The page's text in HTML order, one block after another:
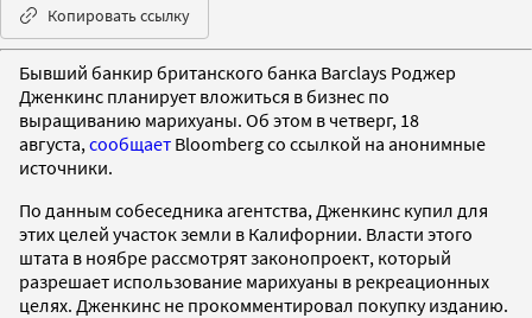
Копировать ссылку
Бывший банкир британского банка Barclays Роджер
Дженкинс планирует вложиться в бизнес по
выращиванию марихуаны. Об этом в четверг, 18
августа, сообщает Bloomberg со ссылкой на анонимные
источники.
По данным собеседника агентства, Дженкинс купил для
этих целей участок земли в Калифорнии. Власти этого
штата в ноябре рассмотрят законопроект, который
разрешает использование марихуаны в рекреационных
целях. Дженкинс не прокомментировал покупку изданию.